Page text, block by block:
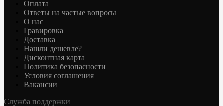
Оплата
Ответы на частые вопросы
О нас
Гравировка
Доставка
Нашли дешевле?
Дисконтная карта
Политика безопасности
Условия соглашения
Вакансии
Служба поддержки